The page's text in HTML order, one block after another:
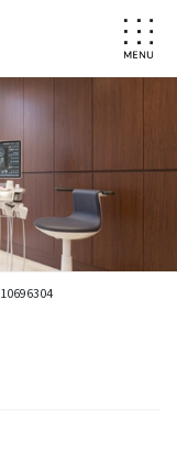
10696304